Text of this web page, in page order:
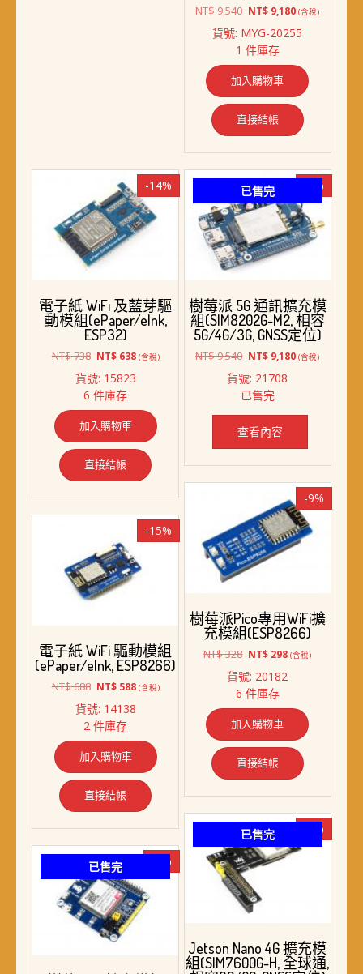
NT$9,540 原
價
格：
NT$ 9,540。
NT$ 9,180目
價
NT$ 9,180。
(含稅)
貨號: MYG-20255
1 件庫存
加入購物車
直接結帳
已售完 -4%
樹莓派 5G 通訊擴充模
組(SIM8202G-M2, 相容
5G/4G/3G, GNSS定位)
NT$9,540 原
價
格：
NT$ 9,540。
NT$ 9,180目
NT$ 9,180。
(含稅)
貨號: 21708
已售完
查看內容
-14%
電子紙 WiFi 及藍芽驅
動模組(ePaper/eInk,
ESP32)
NT$738 原
價
格：
NT$ 738。
NT$638目
價
NT$ 638。
(含稅)
貨號: 15823
6 件庫存
加入購物車
直接結帳
-9%
樹莓派Pico專用WiFi擴
充模組(ESP8266)
NT$328 原
價
格：
NT$ 328。
NT$ 298目
價
NT$ 298。
(含稅)
貨號: 20182
6 件庫存
加入購物車
直接結帳
-15%
電子紙 WiFi 驅動模組
(ePaper/eInk, ESP8266)
NT$688 原
價
格：
NT$ 688。
NT$588目
價
NT$ 588。
(含稅)
貨號: 14138
2 件庫存
加入購物車
直接結帳
已售完 -9%
Jetson Nano 4G 擴充模
組(SIM7600G-H, 全球通,
已售完 -5%